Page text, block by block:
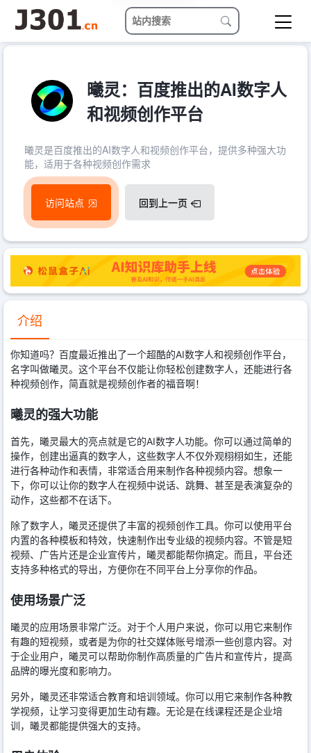
曦灵：百度推出的AI数字人
和视频创作平台
曦灵是百度推出的AI数字人和视频创作平台，提供多种强大功
能，适用于各种视频创作需求
访问站点 回到上一页
介绍
你知道吗？百度最近推出了一个超酷的AI数字人和视频创作平台，
名字叫做曦灵。这个平台不仅能让你轻松创建数字人，还能进行各
种视频创作，简直就是视频创作者的福音啊！
曦灵的强大功能
首先，曦灵最大的亮点就是它的AI数字人功能。你可以通过简单的
操作，创建出逼真的数字人，这些数字人不仅外观栩栩如生，还能
进行各种动作和表情，非常适合用来制作各种视频内容。想象一
下，你可以让你的数字人在视频中说话、跳舞、甚至是表演复杂的
动作，这些都不在话下。
除了数字人，曦灵还提供了丰富的视频创作工具。你可以使用平台
内置的各种模板和特效，快速制作出专业级的视频内容。不管是短
视频、广告片还是企业宣传片，曦灵都能帮你搞定。而且，平台还
支持多种格式的导出，方便你在不同平台上分享你的作品。
使用场景广泛
曦灵的应用场景非常广泛。对于个人用户来说，你可以用它来制作
有趣的短视频，或者是为你的社交媒体账号增添一些创意内容。对
于企业用户，曦灵可以帮助你制作高质量的广告片和宣传片，提高
品牌的曝光度和影响力。
另外，曦灵还非常适合教育和培训领域。你可以用它来制作各种教
学视频，让学习变得更加生动有趣。无论是在线课程还是企业培
训，曦灵都能提供强大的支持。